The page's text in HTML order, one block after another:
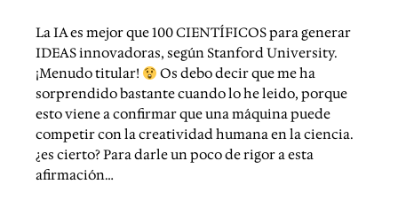
La IA es mejor que 100 CIENTÍFICOS para generar
IDEAS innovadoras, según Stanford University.
¡Menudo titular!
Os debo decir que me ha
sorprendido bastante cuando lo he leido, porque
esto viene a confirmar que una máquina puede
competir con la creatividad humana en la ciencia.
¿es cierto? Para darle un poco de rigor a esta
afirmación…